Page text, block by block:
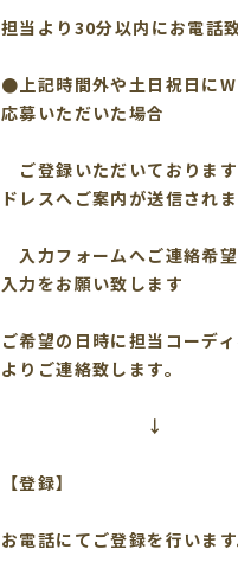
担当より30分以内にお電話致
●上記時間外や土日祝日に
応募いただいた場合
ご登録いただいておりま
ドレスへご案内が送信されま
入力フォームへご連絡希
入力をお願い致します
ご希望の日時に担当コーデ
よりご連絡致します。
↓
【登録】
お電話にてご登録を行います